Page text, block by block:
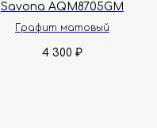
Savona AQM8705GM
Графит матовый
4 300 ₽